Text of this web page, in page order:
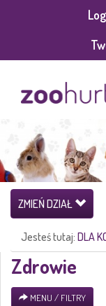
ZMIEŃ DZIAŁ
Jesteś tutaj: DLA
Zdrowie
MENU / FILTRY